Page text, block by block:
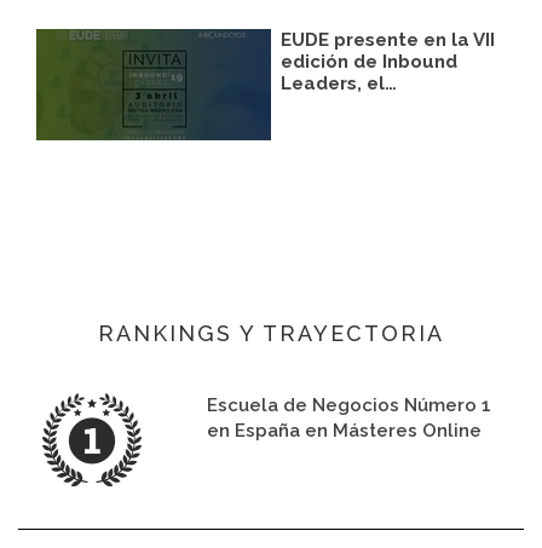
EUDE presente en la VII
edición de Inbound
Leaders, el…
RANKINGS Y TRAYECTORIA
Escuela de Negocios Número 1
en España en Másteres Online